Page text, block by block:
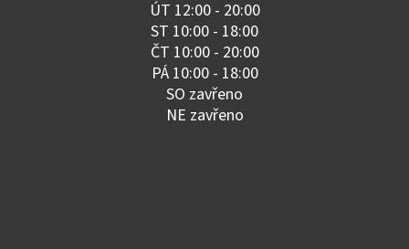
ÚT 12:00 - 20:00
ST 10:00 - 18:00
ČT 10:00 - 20:00
PÁ 10:00 - 18:00
SO zavřeno
NE zavřeno